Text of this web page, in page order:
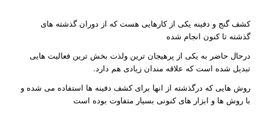
کشف گنج و دفینه یکی از کارهایی هست که از دوران گذشته های
گذشته تا کنون انجام شده
درحال حاضر به یکی از پرهیجان ترین ولذت بخش ترین فعالیت هایی
تبدیل شده است که علاقه مندان زیادی هم دارد.
روش هایی که درگذشته از انها برای کشف دفینه ها استفاده می شده و
با روش ها و ابزار های کنونی بسیار متفاوت بوده است